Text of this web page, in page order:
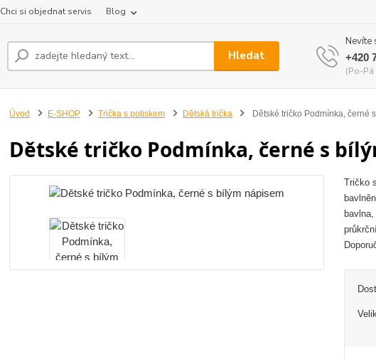
Chci si objednat servis Blog
Hledat
Nevíte
+420
(Po-
Úvod E-SHOP Trička s potiskem Dětská trička Dětské tričko Podmínka, černé
Dětské tričko Podmínka, černé s
Tričko